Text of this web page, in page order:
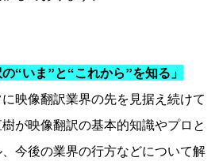
“いま”と“これから”を知る」
映像翻訳業界の先を見据え続けて
が映像翻訳の基本的知識やプロと
今後の業界の行方などについて解